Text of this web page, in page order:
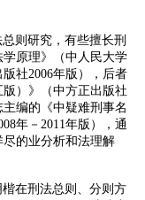
则研究，有些擅长刑
原理》（中人民大学
版社2006年版），后者
）》（中方正出版社
编的《中疑难刑事名
年－ 2011 年版），通
的业分析和法理解
在刑法总则、分则方